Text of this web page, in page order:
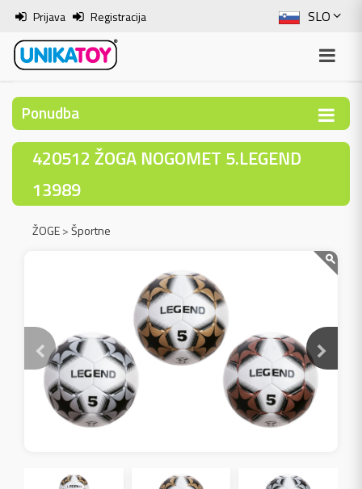
SLO
ENG
ITA
Prijava Registracija
Ponudba
420512 ŽOGA NOGOMET 5.LEGEND
13989
ŽOGE>Športne